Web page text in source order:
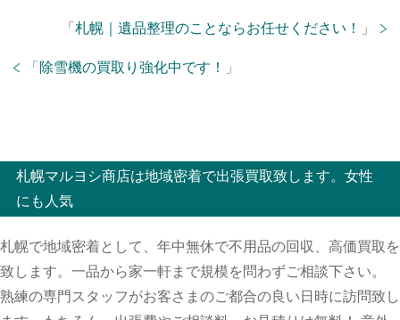
「 札幌｜遺品整理のことならお任せください！ 」
「 除雪機の買取り強化中です！ 」
札幌マルヨシ商店は地域密着で出張買取致します。女性
にも人気
札幌で地域密着として、年中無休で不用品の回収、高価買取を
致します。一品から家一軒まで規模を問わずご相談下さい。
熟練の専門スタッフがお客さまのご都合の良い日時に訪問致し